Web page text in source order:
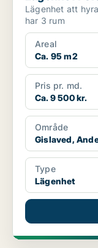
Lägenhet att hyra i
har 3 rum
Areal
Ca. 95 m2
Pris pr. md.
Ca. 9 500 kr.
Område
Gislaved,
Type
Lägenhet